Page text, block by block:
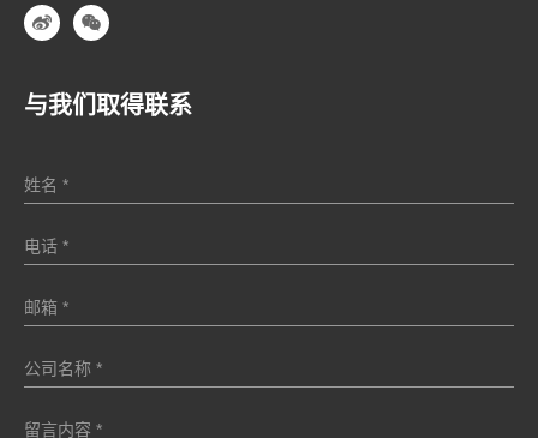
与我们取得联系